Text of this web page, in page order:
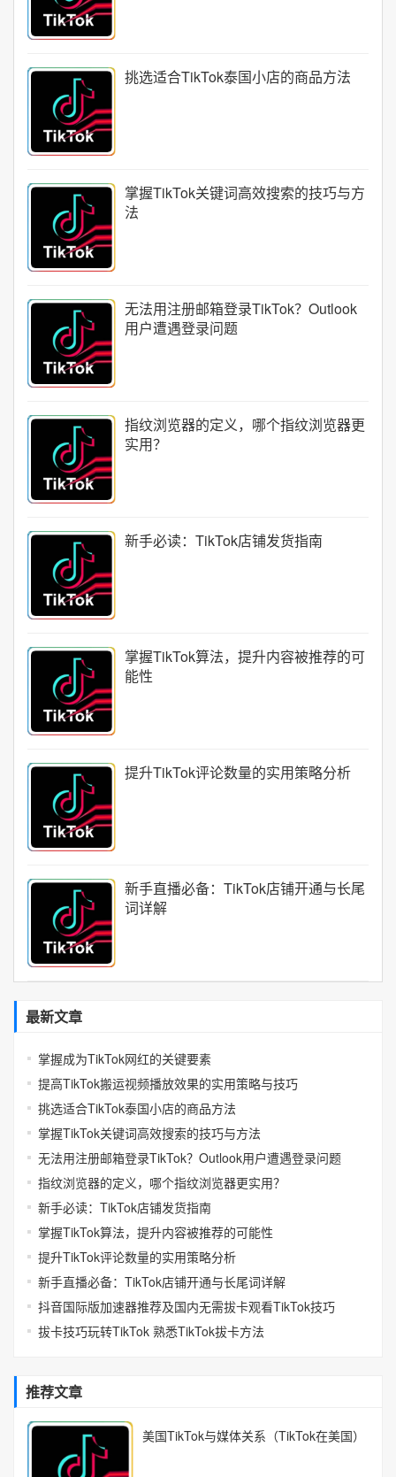
挑选适合TikTok泰国小店的商品方法
掌握TikTok关键词高效搜索的技巧与方
法
无法用注册邮箱登录TikTok？Outlook
用户遭遇登录问题
指纹浏览器的定义，哪个指纹浏览器更
实用？
新手必读：TikTok店铺发货指南
掌握TikTok算法，提升内容被推荐的可
能性
提升TikTok评论数量的实用策略分析
新手直播必备：TikTok店铺开通与长尾
词详解
最新文章
掌握成为TikTok网红的关键要素
提高TikTok搬运视频播放效果的实用策略与技巧
挑选适合TikTok泰国小店的商品方法
掌握TikTok关键词高效搜索的技巧与方法
无法用注册邮箱登录TikTok？Outlook用户遭遇登录问题
指纹浏览器的定义，哪个指纹浏览器更实用？
新手必读：TikTok店铺发货指南
掌握TikTok算法，提升内容被推荐的可能性
提升TikTok评论数量的实用策略分析
新手直播必备：TikTok店铺开通与长尾词详解
抖音国际版加速器推荐及国内无需拔卡观看TikTok技巧
拔卡技巧玩转TikTok 熟悉TikTok拔卡方法
推荐文章
美国TikTok与媒体关系（TikTok在美国）